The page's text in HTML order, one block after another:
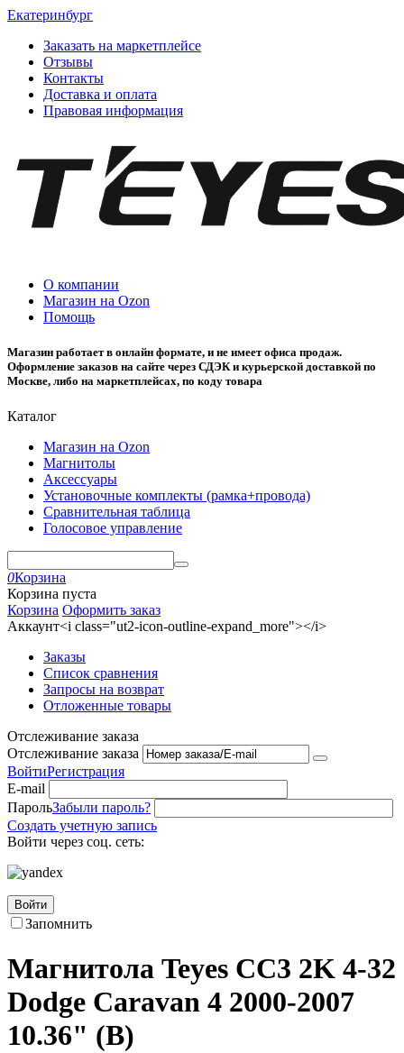
Екатеринбург
Заказать на маркетплейсе
Отзывы
Контакты
Доставка и оплата
Правовая информация
О компании
Магазин на Ozon
Помощь
Магазин работает в онлайн формате, и не имеет офиса продаж.
Оформление заказов на сайте через СДЭК и курьерской доставкой по
Москве, либо на маркетплейсах, по коду товара
Каталог
Магазин на Ozon
Магнитолы
Аксессуары
Установочные комплекты (рамка+провода)
Сравнительная таблица
Голосовое управление
0Корзина
Корзина пуста
Корзина Оформить заказ
Аккаунт<i class="ut2-icon-outline-expand_more"></i>
Заказы
Список сравнения
Запросы на возврат
Отложенные товары
Отслеживание заказа
Отслеживание заказа
ВойтиРегистрация
E-mail
ПарольЗабыли пароль?
Создать учетную запись
Войти через соц. сеть:
Войти
Запомнить
Магнитола Teyes CC3 2K 4-32
Dodge Caravan 4 2000-2007
10.36" (B)